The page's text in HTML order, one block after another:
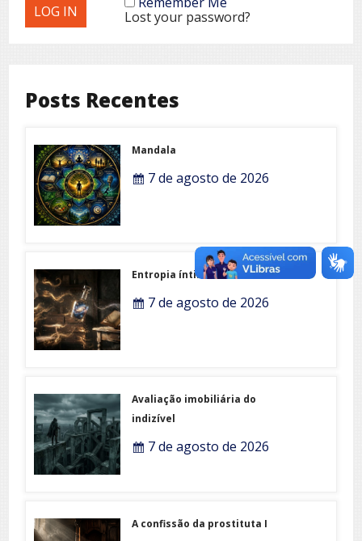
Lost your password?
Posts Recentes
Mandala
7 de agosto de 2026
Entropia íntima
7 de agosto de 2026
Avaliação imobiliária do
indizível
7 de agosto de 2026
A confissão da prostituta I